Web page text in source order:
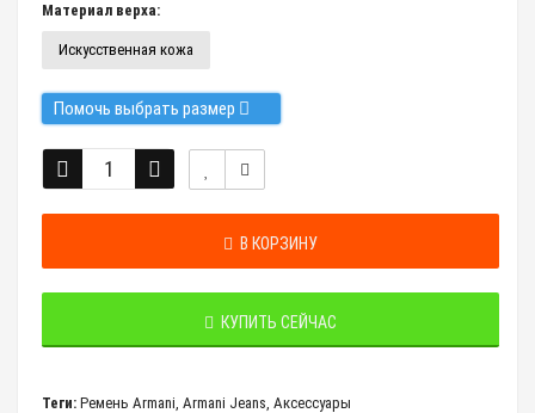
Материал верха:
Искусственная кожа
Помочь выбрать размер
В КОРЗИНУ
КУПИТЬ СЕЙЧАС
Теги: Ремень Armani, Armani Jeans, Аксессуары